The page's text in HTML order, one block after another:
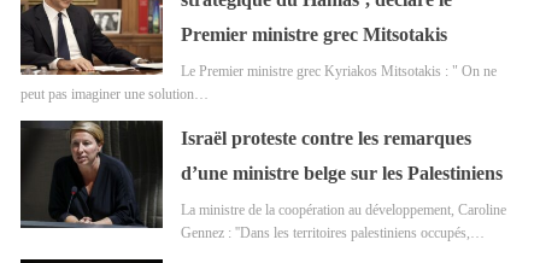
Premier ministre grec Mitsotakis
Le Premier ministre grec Kyriakos Mitsotakis : " On ne
peut pas imaginer une solution…
Israël proteste contre les remarques
d’une ministre belge sur les Palestiniens
La ministre de la coopération au développement, Caroline
Gennez : ''Dans les territoires palestiniens occupés,…